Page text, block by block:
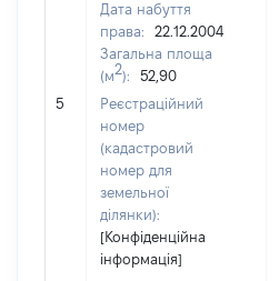
5
Дата набуття
права:
22.12.2004
Загальна площа
(м2):
52,90
Реєстраційний
номер
(кадастровий
номер для
земельної
ділянки):
[Конфіденційна
інформація]